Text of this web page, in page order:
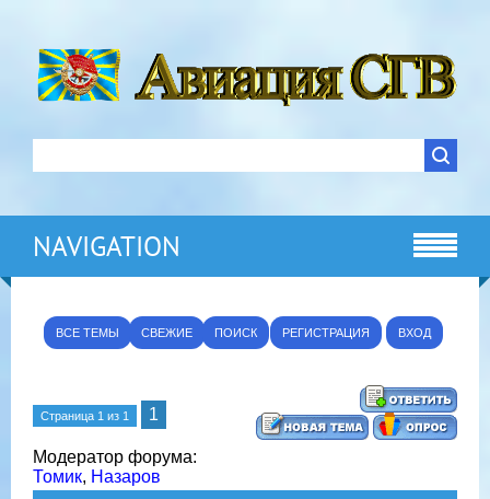
NAVIGATION
ВСЕ ТЕМЫ СВЕЖИЕ ПОИСК РЕГИСТРАЦИЯ ВХОД
Страница 1 из 1 1
Модератор форума:
Томик, Назаров